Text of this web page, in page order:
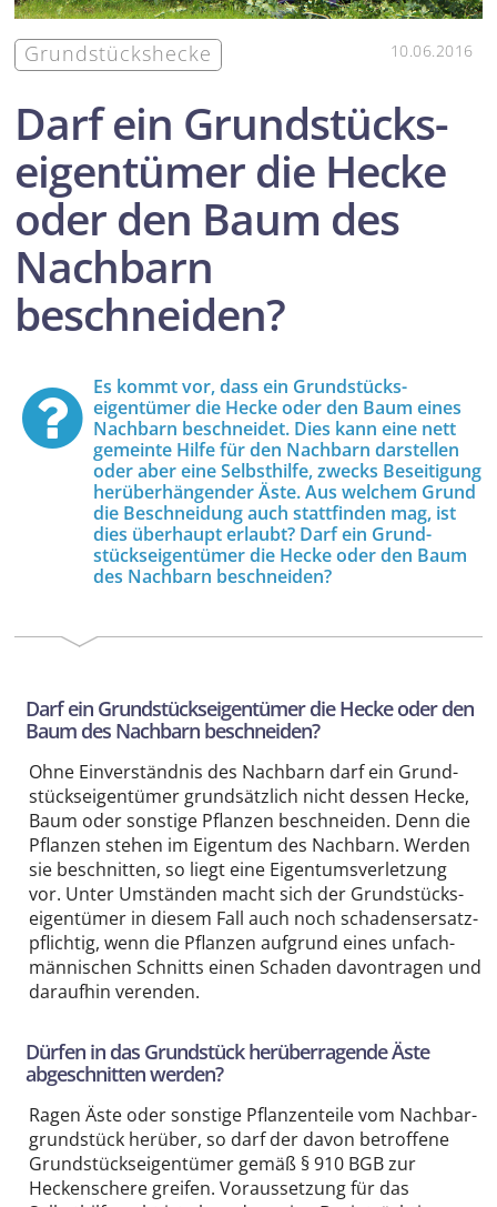
Grundstückshecke 10.06.2016
Darf ein Grund­stücks­
eigentümer die Hecke
oder den Baum des
Nachbarn
beschneiden?
Es kommt vor, dass ein Grund­stücks­
eigentümer die Hecke oder den Baum eines
Nachbarn beschneidet. Dies kann eine nett
gemeinte Hilfe für den Nachbarn darstellen
oder aber eine Selbsthilfe, zwecks Beseitigung
herüber­hängender Äste. Aus welchem Grund
die Beschneidung auch stattfinden mag, ist
dies überhaupt erlaubt? Darf ein Grund­
stücks­eigentümer die Hecke oder den Baum
des Nachbarn beschneiden?
Darf ein Grund­stücks­eigentümer die Hecke oder den
Baum des Nachbarn beschneiden?
Ohne Ein­verständnis des Nachbarn darf ein Grund­
stücks­eigentümer grund­sätzlich nicht dessen Hecke,
Baum oder sonstige Pflanzen beschneiden. Denn die
Pflanzen stehen im Eigentum des Nachbarn. Werden
sie beschnitten, so liegt eine Eigentums­verletzung
vor. Unter Umständen macht sich der Grund­stücks­
eigentümer in diesem Fall auch noch schadens­ersatz­
pflichtig, wenn die Pflanzen aufgrund eines unfach­
männischen Schnitts einen Schaden davontragen und
daraufhin verenden.
Dürfen in das Grundstück herüber­ragende Äste
abgeschnitten werden?
Ragen Äste oder sonstige Pflanzen­teile vom Nachbar­
grundstück herüber, so darf der davon betroffene
Grund­stücks­eigentümer gemäß § 910 BGB zur
Hecken­schere greifen. Voraussetzung für das